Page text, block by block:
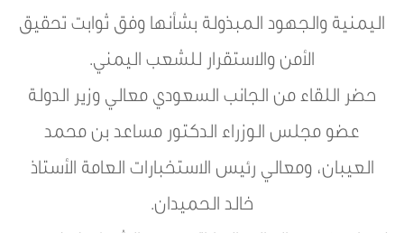
اليمنية والجهود المبذولة بشأنها وفق ثوابت تحقيق
الأمن والاستقرار للشعب اليمني.
حضر اللقاء من الجانب السعودي معالي وزير الدولة
عضو مجلس الوزراء الدكتور مساعد بن محمد
العيبان، ومعالي رئيس الاستخبارات العامة الأستاذ
خالد الحميدان.